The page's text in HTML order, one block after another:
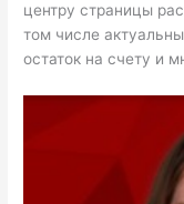
центру страницы
том числе
остаток на счету и